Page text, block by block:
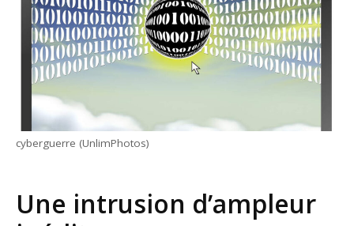
cyberguerre (UnlimPhotos)
Une intrusion d’ampleur